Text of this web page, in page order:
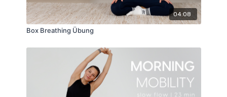
04:08
Box Breathing Übung